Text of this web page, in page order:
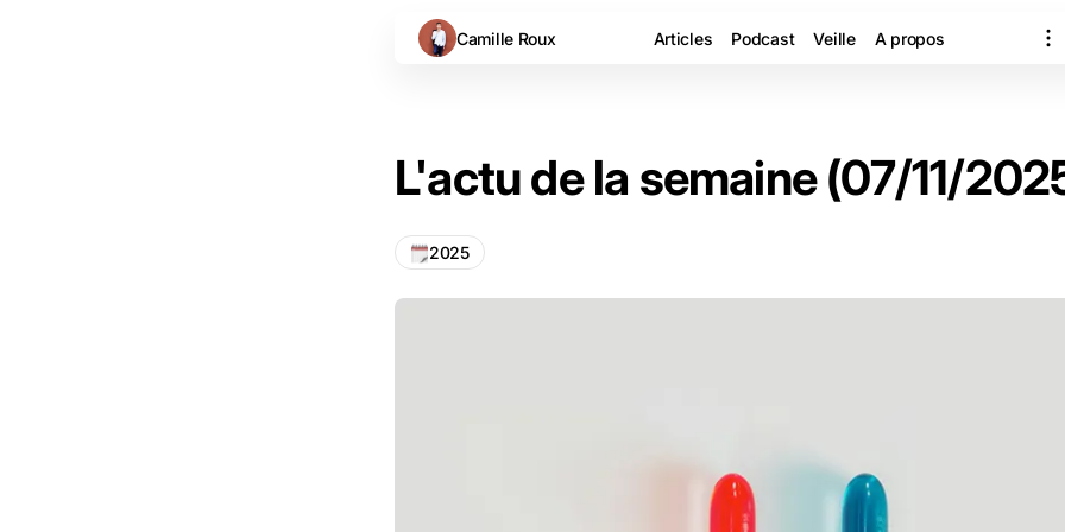
Camille Roux Articles Podcast Veille A propos
L'actu de la semaine (07/11/
2025